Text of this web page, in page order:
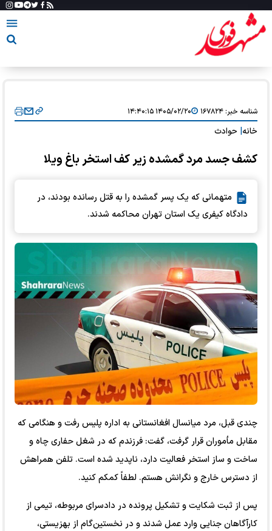
شناسه خبر:۱۶۷۸۲۴ ۱۴۰۵/۰۲/۲۰ ۱۴:۴۰:۱۵
خانه حوادث
کشف جسد مرد گمشده زیر کف استخر باغ ویلا
متهمانی که یک پسر گمشده را به قتل رسانده بودند، در
دادگاه کیفری یک استان تهران محاکمه شدند.
چندی قبل، مرد میانسال افغانستانی به اداره پلیس رفت و هنگامی که
مقابل مأموران قرار گرفت، گفت: فرزندم که در شغل حفاری چاه و
ساخت و ساز استخر فعالیت دارد، ناپدید شده است. تلفن همراهش
از دسترس خارج و نگرانش هستم. لطفاً کمکم کنید.
پس از ثبت شکایت و تشکیل پرونده در دادسرای مربوطه، تیمی از
کارآگاهان جنایی وارد عمل شدند و در نخستین‌گام از بهزیستی،